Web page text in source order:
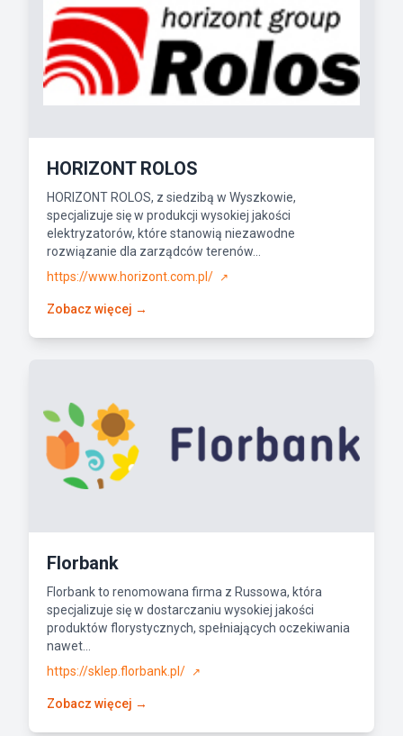
HORIZONT ROLOS
HORIZONT ROLOS, z siedzibą w Wyszkowie,
specjalizuje się w produkcji wysokiej jakości
elektryzatorów, które stanowią niezawodne
rozwiązanie dla zarządców terenów...
https://www.horizont.com.pl/
↗
Zobacz więcej →
Florbank
Florbank to renomowana firma z Russowa, która
specjalizuje się w dostarczaniu wysokiej jakości
produktów florystycznych, spełniających oczekiwania
nawet...
https://sklep.florbank.pl/
↗
Zobacz więcej →